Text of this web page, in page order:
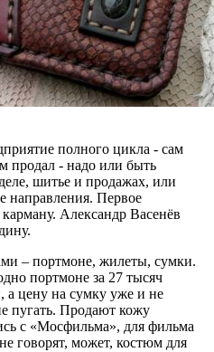
полного цикла - сам
продал - надо или быть
шитье и продажах, или
направления. Первое
Александр Васенёв
– портмоне, жилеты, сумки.
портмоне за 27 тысяч
а цену на сумку уже и не
пугать. Продают кожу
с «Мосфильма», для фильма
говорят, может, костюм для